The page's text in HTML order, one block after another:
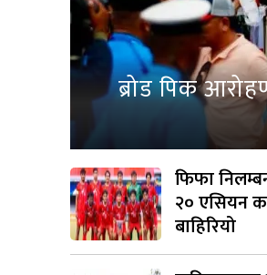
ब्रोड पिक
फिफा
२० एसियन
बाहिरियो